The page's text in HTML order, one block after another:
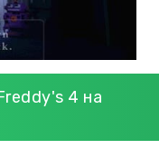
4 на